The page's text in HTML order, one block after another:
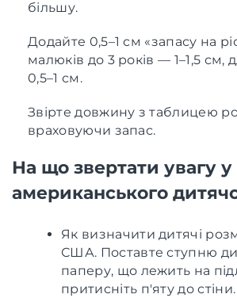
більшу.
Додайте 0,5–1 см «запасу на
малюків до 3 років — 1–1,5
0,5–1 см.
Звірте довжину з таблицею
враховуючи запас.
На що звертати увагу
американського
Як визначити дитячі
США. Поставте ступню
паперу, що лежить на
притисніть п'яту до